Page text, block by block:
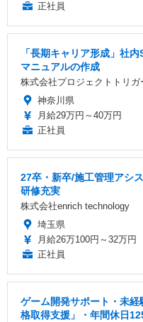
正社員
「長期キャリア形成」社
マニュアルの作成
株式会社プロジェクトトリガ
神奈川県
月給29万円～40万円
正社員
27卒・新卒/施工管理アシ
研修充実
株式会社enrich technology
埼玉県
月給26万100円～32万円
正社員
ゲーム開発サポート・未
格取得支援」・年間休日